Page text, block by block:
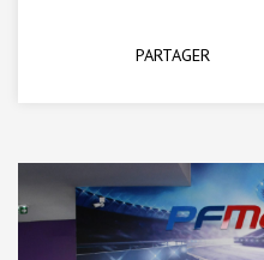
PARTAGER